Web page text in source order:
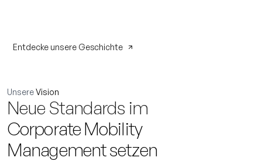
Entdecke unsere Geschichte
UnsereVision
Neue Standards im
Corporate Mobility
Management setzen